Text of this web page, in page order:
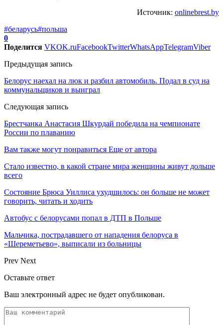
Источник: onlinebrest.by
#беларусь#польша
0
Поделится VKOK.ruFacebookTwitterWhatsAppTelegramViber
Предыдущая запись
Белорус наехал на люк и разбил автомобиль. Подал в суд на
коммунальщиков и выиграл
Следующая запись
Брестчанка Анастасия Шкурдай победила на чемпионате
России по плаванию
Вам также могут понравиться Еще от автора
Стало известно, в какой стране мира женщины живут дольше
всего
Состояние Брюса Уиллиса ухудшилось: он больше не может
говорить, читать и ходить
Автобус с белорусами попал в ДТП в Польше
Мальчика, пострадавшего от нападения белоруса в
«Шереметьево», выписали из больницы
Prev Next
Оставьте ответ
Ваш электронный адрес не будет опубликован.